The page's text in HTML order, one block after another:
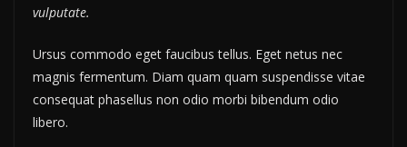
vulputate.
Ursus commodo eget faucibus tellus. Eget netus nec
magnis fermentum. Diam quam quam suspendisse vitae
consequat phasellus non odio morbi bibendum odio
libero.